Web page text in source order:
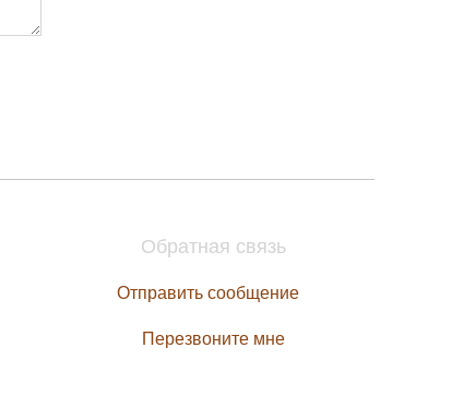
Обратная связь
Отправить сообщение
Перезвоните мне